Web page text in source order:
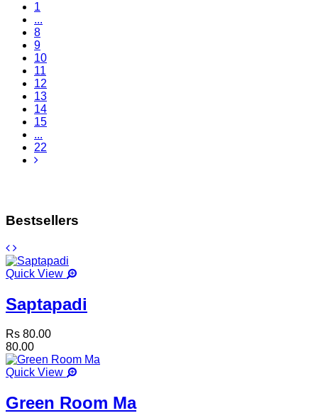
1
...
8
9
10
11
12
13
14
15
...
22
Bestsellers
Quick View
Saptapadi
Rs 80.00
80.00
Quick View
Green Room Ma